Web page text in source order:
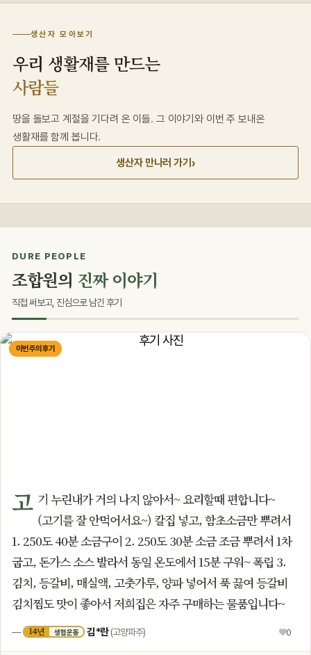
생산자 모아보기
우리 생활재를 만드는
사람들
땅을 돌보고 계절을 기다려 온 이들. 그 이야기와 이번 주 보내온
생활재를 함께 봅니다.
생산자 만나러 가기 ›
DURE PEOPLE
조합원의 진짜 이야기
직접 써보고, 진심으로 남긴 후기
이번 주의 후기
고 기 누린내가 거의 나지 않아서~ 요리할때 편합니다~
(고기를 잘 안먹어서요~) 칼집 넣고, 함초소금만 뿌려서
1. 250도 40분 소금구이 2. 250도 30분 소금 조금 뿌려서 1차
굽고, 돈가스 소스 발라서 동일 온도에서 15분 구워~ 폭립 3.
김치, 등갈비, 매실액, 고춧가루, 양파 넣어서 푹 끓여 등갈비
김치찜도 맛이 좋아서 저희집은 자주 구매하는 물품입니다~
— 14년 생협운동 김*란(고양파주) ♥0